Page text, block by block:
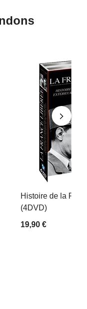
Histoire de la
(4DVD)
19,90 €